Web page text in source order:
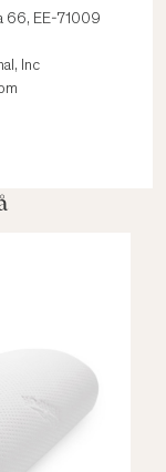
66, EE-71009
Inc